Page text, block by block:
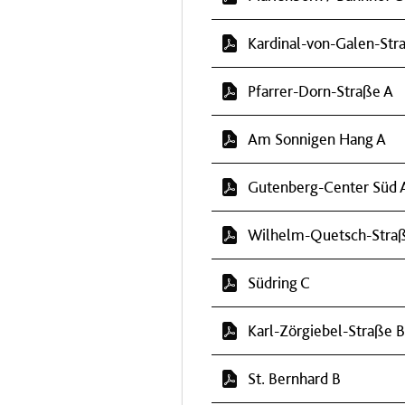
Kardinal-von-Galen-
Pfarrer-Dorn-Straße A
Am Sonnigen Hang A
Gutenberg-Center Süd
Wilhelm-Quetsch-
Südring C
Karl-Zörgiebel-Straße B
St. Bernhard B